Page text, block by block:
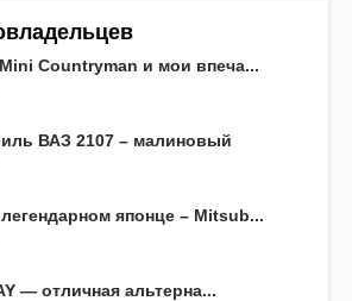
Countryman и мои впеча...
ВАЗ 2107 – малиновый
японце – Mitsub...
— отличная альтерна...